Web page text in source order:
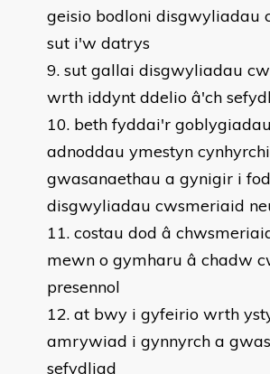
geisio bodloni disgwyliadau
sut i'w datrys
sut gallai disgwyliadau
wrth iddynt ddelio â'ch
beth fyddai'r
adnoddau ymestyn
gwasanaethau a gynigir i
disgwyliadau cwsmeriaid
costau dod â
mewn o gymharu â chadw
presennol
at bwy i gyfeirio wrth
amrywiad i gynnyrch a
sefydliad